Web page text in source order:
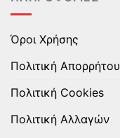
Όροι Χρήσης
Πολιτική Απορρήτου
Πολιτική Cookies
Πολιτική Αλλαγών